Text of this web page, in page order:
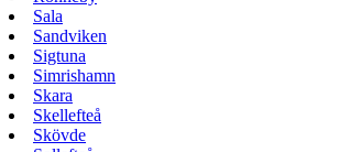
Sala
Sandviken
Sigtuna
Simrishamn
Skara
Skellefteå
Skövde